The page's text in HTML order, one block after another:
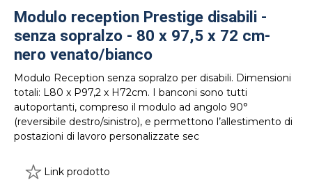
Modulo reception Prestige disabili -
senza sopralzo - 80 x 97,5 x 72 cm-
nero venato/bianco
Modulo Reception senza sopralzo per disabili. Dimensioni
totali: L80 x P97,2 x H72cm. I banconi sono tutti
autoportanti, compreso il modulo ad angolo 90°
(reversibile destro/sinistro), e permettono l’allestimento di
postazioni di lavoro personalizzate sec
Link prodotto